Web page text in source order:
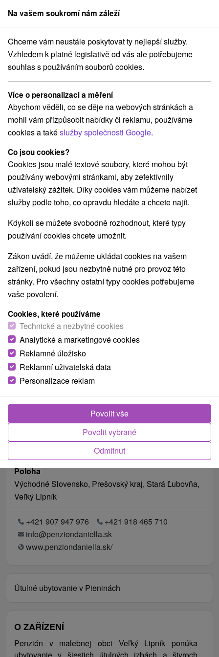
člen skupinySorger
Prešovský kraj Veľký Lipník Penzión Daniella Veľký Lipník
Penzión Daniella Veľký Lipník
Veľký Lipník
REZERVACE A VÝBĚR POBYTU
Kontaktujte přímo ubytovatele.
Navigovat do místa
O ZAŘÍZENÍ VYBAVENÍ
Poloha
Východné Slovensko, Prešovský kraj, Stará Ľubovňa,
Veľký Lipník
+421 907 947 976
+421 918 465 710
info@penziondaniella.sk
www.penziondaniella.sk/
Útulné ubytovanie v Pieninách
O ZAŘÍZENÍ
Penzión v malebnej obci Veľký Lipník ponúka
Na vašem soukromí nám záleží
Chceme vám neustále poskytovat ty nejlepší služby.
Vzhledem k platné legislativě od vás ale potřebujeme
souhlas s používáním souborů cookies.
Více o personalizaci a měření
Abychom věděli, co se děje na webových stránkách a
mohli vám přizpůsobit nabídky či reklamu, používáme
cookies a takéslužby společnosti Google.
Co jsou cookies?
Cookies jsou malé textové soubory, které mohou být
používány webovými stránkami, aby zefektivnily
uživatelský zážitek. Díky cookies vám můžeme nabízet
služby podle toho, co opravdu hledáte a chcete najít.
Kdykoli se můžete svobodně rozhodnout, které typy
používání cookies chcete umožnit.
Zákon uvádí, že můžeme ukládat cookies na vašem
zařízení, pokud jsou nezbytně nutné pro provoz této
stránky. Pro všechny ostatní typy cookies potřebujeme
vaše povolení.
Cookies, které používáme
Technické a nezbytné cookies
Analytické a marketingové cookies
Reklamné úložisko
Reklamní uživatelská data
Personalizace reklam
Odmítnut
Povolit vybrané
Povolit vše